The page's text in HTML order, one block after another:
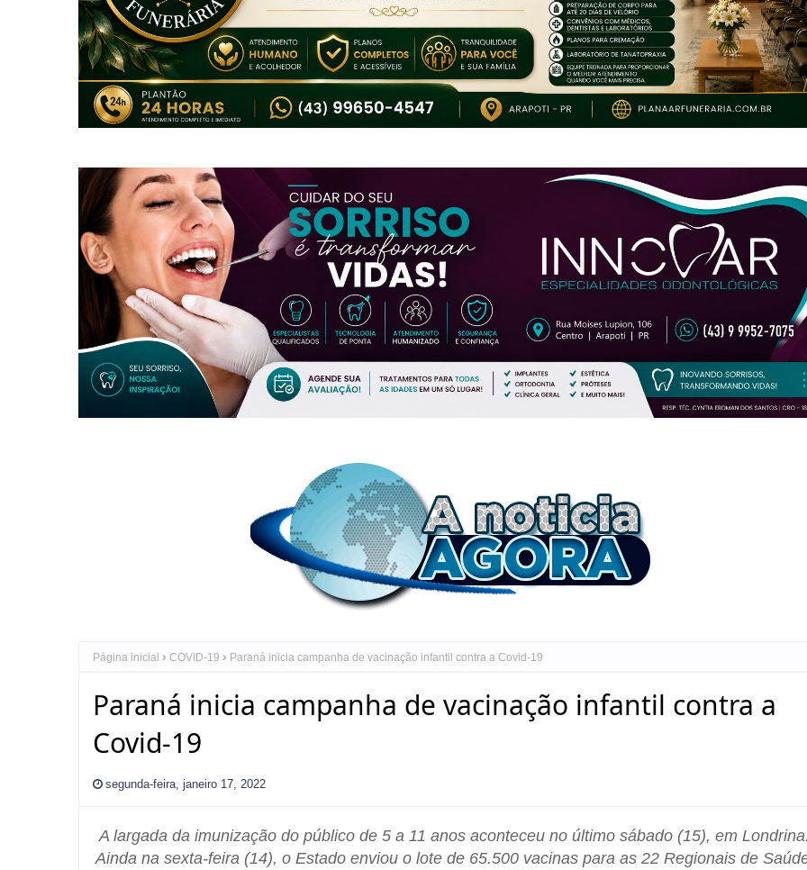
Página inicial COVID-19 Paraná inicia campanha de vacinação infantil contra a Covid-19
Paraná inicia campanha de vacinação infantil contra a
Covid-19
segunda-feira, janeiro 17, 2022
A largada da imunização do público de 5 a 11 anos aconteceu no último sábado (15), em
Ainda na sexta-feira (14), o Estado enviou o lote de 65.500 vacinas para as 22 Regionais de